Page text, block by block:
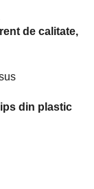
de calitate,
din plastic